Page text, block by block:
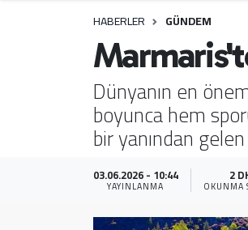
HABERLER GÜNDEM
Dünyanın en
boyunca hem
bir yanından
03.06.2026 - 10:44
YAYINLANMA
2
OKUNMA
Ekonomi
Magazin
Puan Durumu ve Fikstür
Tüm Manşetler
Son Dakika Haberleri
Haber Arşivi